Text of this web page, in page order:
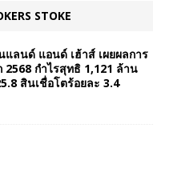
STOKE
แลนด์ แอนด์ เฮ้าส์ เผยผลการ
2568 กำไรสุทธิ 1,121 ล้าน
สินเชื่อโตร้อยละ 3.4